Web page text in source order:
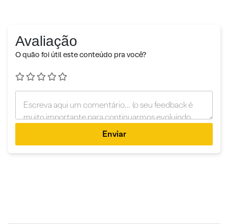
Avaliação
O quão foi útil este conteúdo pra você?
Enviar